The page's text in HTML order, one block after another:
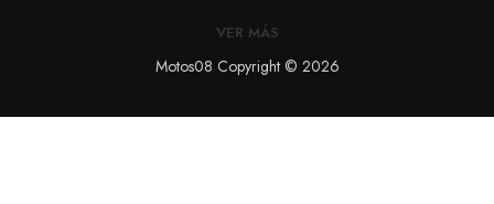
VER MÁS
Motos08 Copyright © 2026